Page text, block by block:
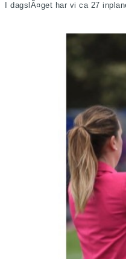
I dagslÃ¤get har vi ca 27